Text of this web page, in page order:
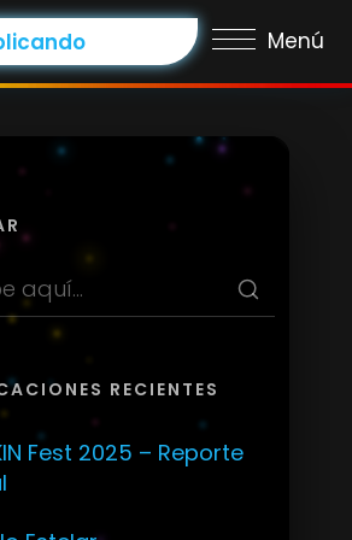
Menú
RECIENTES
Fest 2025 – Reporte